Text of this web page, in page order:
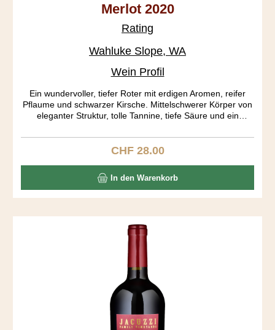
Merlot 2020
Rating
Wahluke Slope, WA
Wein Profil
Ein wundervoller, tiefer Roter mit erdigen Aromen, reifer
Pflaume und schwarzer Kirsche. Mittelschwerer Körper von
eleganter Struktur, tolle Tannine, tiefe Säure und ein
seidiger Abgang.
Regulärer Preis:
CHF 28.00
In den Warenkorb